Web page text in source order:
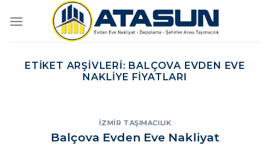
atla
ETIKET ARŞIVLERI: BALÇOVA EVDEN EVE
NAKLIYE FIYATLARI
İZMIR TAŞIMACILIK
Balçova Evden Eve Nakliyat